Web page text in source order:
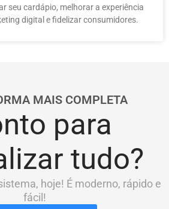
seu cardápio, melhorar a experiência
digital e fidelizar consumidores.
MAIS COMPLETA
para
tudo?
hoje! É moderno, rápido e
fácil!